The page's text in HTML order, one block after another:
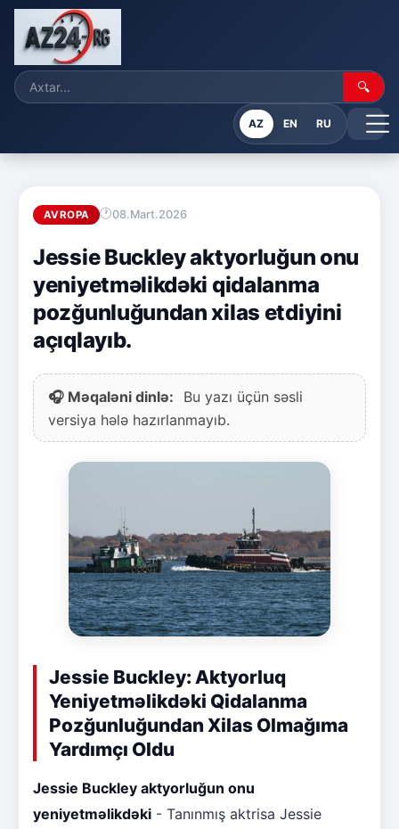
🔍
AZ EN RU
AVROPA 08.Mart.2026
Jessie Buckley aktyorluğun onu
yeniyetməlikdəki qidalanma
pozğunluğundan xilas etdiyini
açıqlayıb.
🎧 Məqaləni dinlə:
Bu yazı üçün səsli
versiya hələ hazırlanmayıb.
Jessie Buckley: Aktyorluq
Yeniyetməlikdəki Qidalanma
Pozğunluğundan Xilas Olmağıma
Yardımçı Oldu
Jessie Buckley aktyorluğun onu
yeniyetməlikdəki - Tanınmış aktrisa Jessie